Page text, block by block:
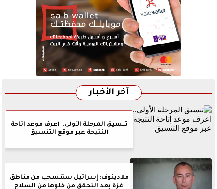
آخر الأخبار
تنسيق المرحلة الأولى.. اعرف موعد إتاحة
النتيجة عبر موقع التنسيق
ملادينوف: إسرائيل ستنسحب من مناطق
غزة بعد التحقق من خلوها من السلاح